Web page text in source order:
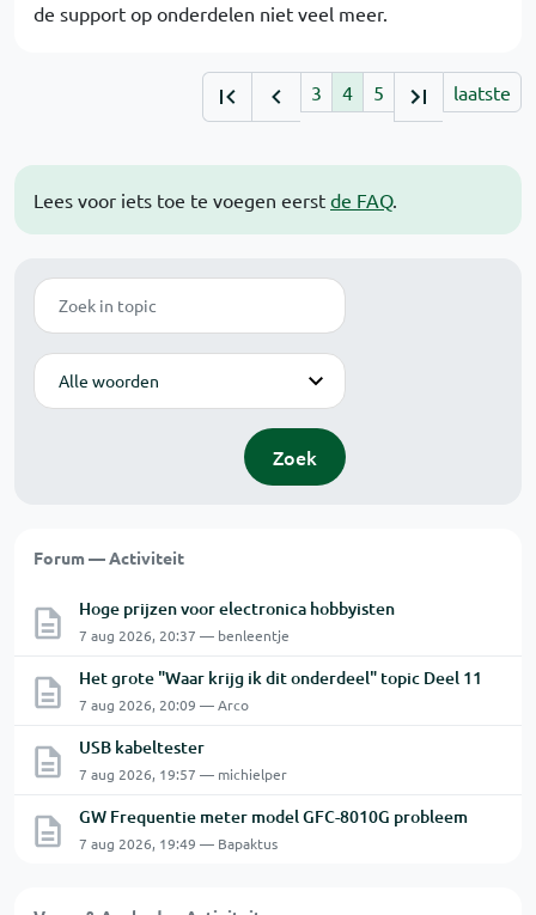
Lees voor iets toe te voegen eerst de FAQ.
Zoek
Modus
Zoek
Forum — Activiteit
Hoge prijzen voor electronica hobbyisten
7 aug 2026, 20:37 — benleentje
Het grote "Waar krijg ik dit onderdeel" topic Deel 11
7 aug 2026, 20:09 — Arco
USB kabeltester
7 aug 2026, 19:57 — michielper
GW Frequentie meter model GFC-8010G probleem
7 aug 2026, 19:49 — Bapaktus
de support op onderdelen niet veel meer.
3 4 5 laatste